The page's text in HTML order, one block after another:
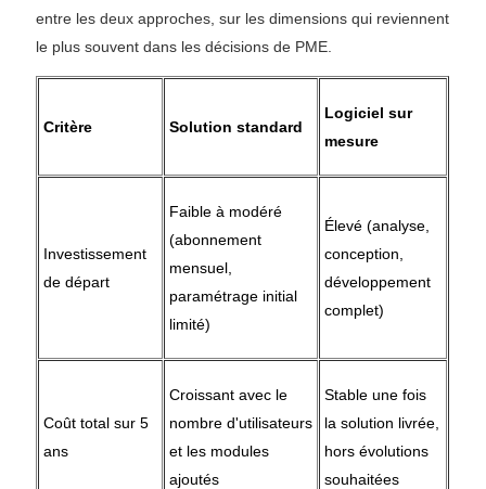
entre les deux approches, sur les dimensions qui reviennent
le plus souvent dans les décisions de PME.
Critère Solution standard
Logiciel sur
mesure
Investissement
de départ
Faible à modéré
(abonnement
mensuel,
paramétrage initial
limité)
Élevé (analyse,
conception,
développement
complet)
Coût total sur 5
ans
Croissant avec le
nombre d'utilisateurs
et les modules
ajoutés
Stable une fois
la solution livrée,
hors évolutions
souhaitées